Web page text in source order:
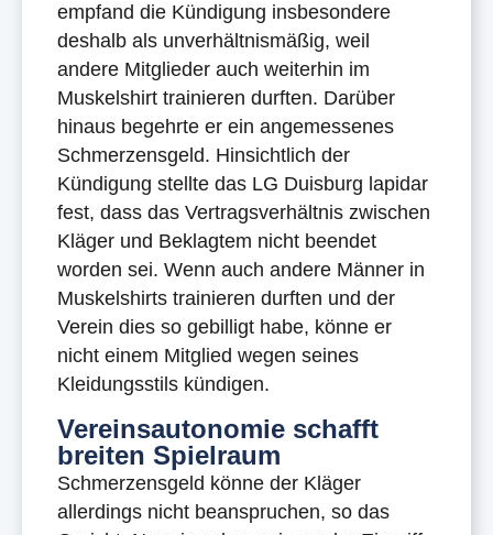
empfand die Kündigung insbesondere
deshalb als unverhältnismäßig, weil
andere Mitglieder auch weiterhin im
Muskelshirt trainieren durften. Darüber
hinaus begehrte er ein angemessenes
Schmerzensgeld. Hinsichtlich der
Kündigung stellte das LG Duisburg lapidar
fest, dass das Vertragsverhältnis zwischen
Kläger und Beklagtem nicht beendet
worden sei. Wenn auch andere Männer in
Muskelshirts trainieren durften und der
Verein dies so gebilligt habe, könne er
nicht einem Mitglied wegen seines
Kleidungsstils kündigen.
Vereinsautonomie schafft
breiten Spielraum
Schmerzensgeld könne der Kläger
allerdings nicht beanspruchen, so das